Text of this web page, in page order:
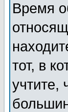
Время
тот, в
учтите,